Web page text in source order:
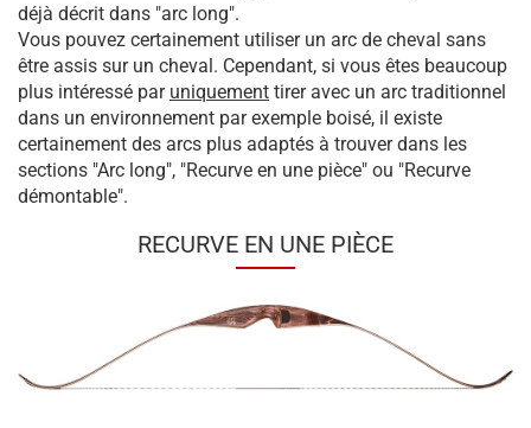
déjà décrit dans "arc long".
Vous pouvez certainement utiliser un arc de cheval sans
être assis sur un cheval. Cependant, si vous êtes beaucoup
plus intéressé par uniquement tirer avec un arc traditionnel
dans un environnement par exemple boisé, il existe
certainement des arcs plus adaptés à trouver dans les
sections "Arc long", "Recurve en une pièce" ou "Recurve
démontable".
RECURVE EN UNE PIÈCE